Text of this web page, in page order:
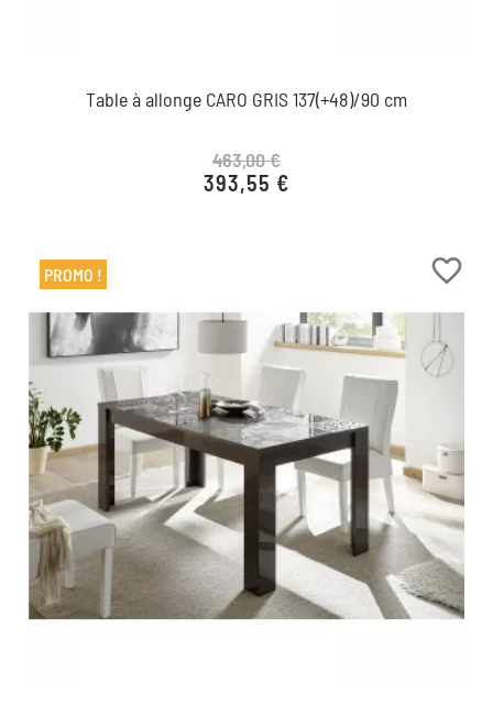
Table à allonge CARO GRIS 137(+48)/90 cm
Prix de base
463,00 €
Prix
393,55 €
favorite_border
PROMO !